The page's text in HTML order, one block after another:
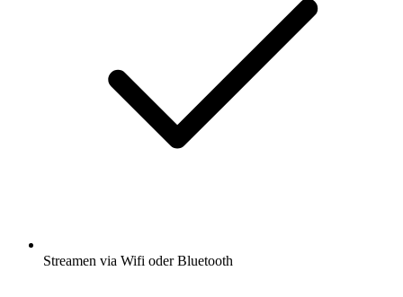
Streamen via Wifi oder Bluetooth